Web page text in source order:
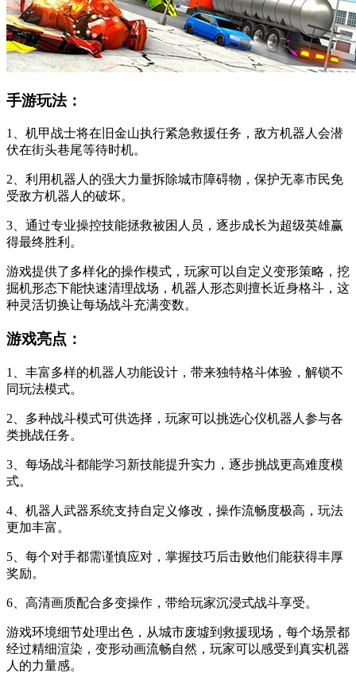
手游玩法：
1、机甲战士将在旧金山执行紧急救援任务，敌方机器人会潜
伏在街头巷尾等待时机。
2、利用机器人的强大力量拆除城市障碍物，保护无辜市民免
受敌方机器人的破坏。
3、通过专业操控技能拯救被困人员，逐步成长为超级英雄赢
得最终胜利。
游戏提供了多样化的操作模式，玩家可以自定义变形策略，挖
掘机形态下能快速清理战场，机器人形态则擅长近身格斗，这
种灵活切换让每场战斗充满变数。
游戏亮点：
1、丰富多样的机器人功能设计，带来独特格斗体验，解锁不
同玩法模式。
2、多种战斗模式可供选择，玩家可以挑选心仪机器人参与各
类挑战任务。
3、每场战斗都能学习新技能提升实力，逐步挑战更高难度模
式。
4、机器人武器系统支持自定义修改，操作流畅度极高，玩法
更加丰富。
5、每个对手都需谨慎应对，掌握技巧后击败他们能获得丰厚
奖励。
6、高清画质配合多变操作，带给玩家沉浸式战斗享受。
游戏环境细节处理出色，从城市废墟到救援现场，每个场景都
经过精细渲染，变形动画流畅自然，玩家可以感受到真实机器
人的力量感。